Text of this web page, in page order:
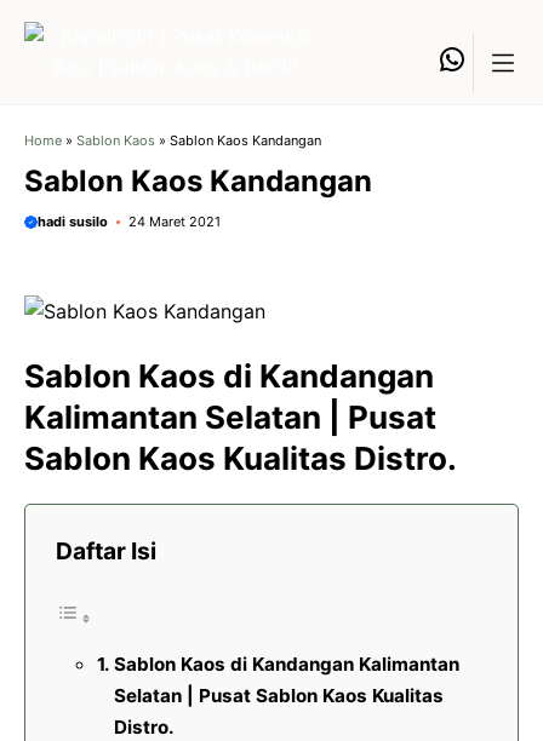
Home » Sablon Kaos » Sablon Kaos Kandangan
Sablon Kaos Kandangan
hadi susilo 24 Maret 2021
Sablon Kaos di Kandangan
Kalimantan Selatan | Pusat
Sablon Kaos Kualitas Distro.
Daftar Isi
Sablon Kaos di Kandangan Kalimantan
Selatan | Pusat Sablon Kaos Kualitas
Distro.